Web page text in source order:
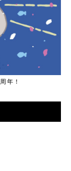
年！